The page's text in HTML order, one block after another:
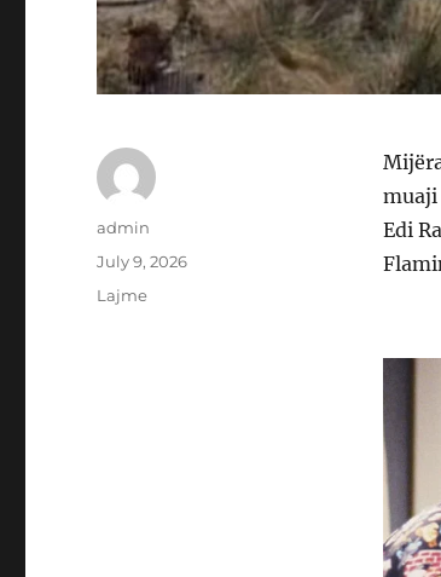
Edi
Author
admin
Posted
on
July 9, 2026
Categories
Lajme